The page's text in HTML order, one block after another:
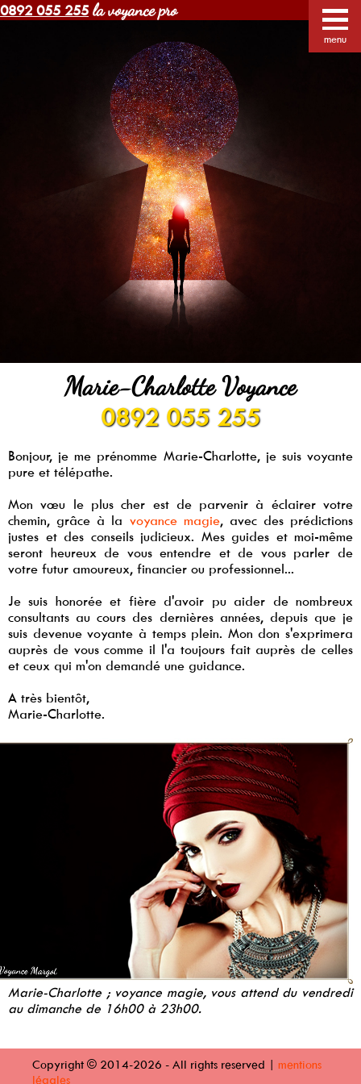
menu
0892 055 255 la voyance pro
Blog
Marie-Charlotte Voyance
0892 055 255
Bonjour, je me prénomme Marie-Charlotte, je suis voyante
pure et télépathe.
Mon vœu le plus cher est de parvenir à éclairer votre
chemin, grâce à la voyance magie, avec des prédictions
justes et des conseils judicieux. Mes guides et moi-même
seront heureux de vous entendre et de vous parler de
votre futur amoureux, financier ou professionnel...
Je suis honorée et fière d'avoir pu aider de nombreux
consultants au cours des dernières années, depuis que je
suis devenue voyante à temps plein. Mon don s'exprimera
auprès de vous comme il l'a toujours fait auprès de celles
et ceux qui m'on demandé une guidance.
A très bientôt,
Marie-Charlotte.
Marie-Charlotte ; voyance magie, vous attend du vendredi
au dimanche de 16h00 à 23h00.
Copyright © 2014-2026 - All rights reserved | mentions
légales